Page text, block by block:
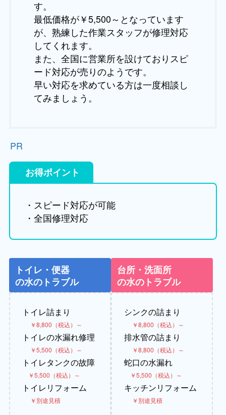
す。
最低価格が￥5,500～となっています
が、熟練した作業スタッフが修理対応
してくれます。
また、全国に営業所を設けておりスピ
ード対応が売りのようです。
早い対応を求めている方は一度相談し
てみましょう。
PR
お得ポイント
・スピード対応が可能
・全国修理対応
トイレ・便器
の水のトラブル
トイレ詰まり
￥8,800（税込）～
トイレの水漏れ修理
￥5,500（税込）～
トイレタンクの故障
￥5,500（税込）～
トイレリフォーム
￥別途見積
台所・洗面所
の水のトラブル
シンクの詰まり
￥8,800（税込）～
排水管の詰まり
￥8,800（税込）～
蛇口の水漏れ
￥5,500（税込）～
キッチンリフォーム
￥別途見積